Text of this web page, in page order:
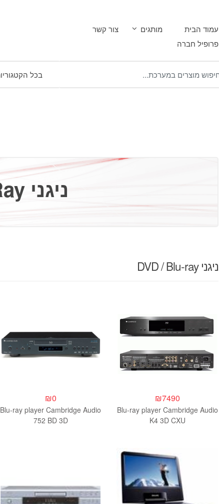
עמוד הבית מותגים
צור קשר
פרופיל חברה
ניגני DVD / Blu-Ray
ניגני DVD / Blu-ray
₪7490
Blu-ray player Cambridge Audio
K4 3D CXU
₪0
Blu-ray player Cambridge Audio
752 BD 3D